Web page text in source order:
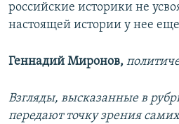
российские историки не
настоящей истории у нее еще
Геннадий Миронов,
Взгляды, высказанные в
передают точку зрения